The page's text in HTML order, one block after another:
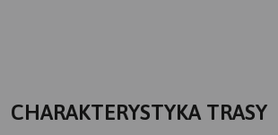
CHARAKTERYSTYKA TRASY